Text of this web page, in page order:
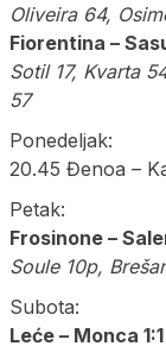
Oliveira 64,
Fiorentina –
Sotil 17, Kvarta
57
Ponedeljak:
20.45 Đenoa –
Petak:
Frosinone –
Soule 10p,
Subota:
Leće – Monca